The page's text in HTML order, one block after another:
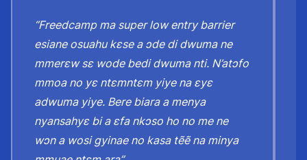
“Freedcamp ma super low entry barrier
esiane osuahu kɛse a ɔde di dwuma ne
mmerɛw sɛ wode bedi dwuma nti. N’atɔfo
mmoa no yɛ ntɛmntɛm yiye na ɛyɛ
adwuma yiye. Bere biara a menya
nyansahyɛ bi a ɛfa nkɔso ho no me ne
wɔn a wosi gyinae no kasa tẽẽ na minya